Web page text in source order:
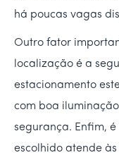
há poucas vagas
Outro fator
localização é a
estacionamento
com boa
segurança. Enfim,
escolhido atende